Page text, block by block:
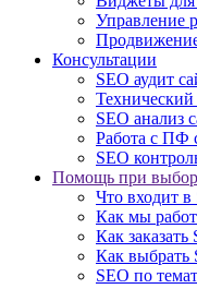
Управление
Консультации
SEO аудит
Технический
SEO анализ
Работа с ПФ
SEO
Помощь при
Что входит в
Как мы
Как заказать
Как выбрать
SEO по